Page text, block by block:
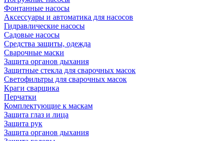
Фонтанные насосы
Аксессуары и автоматика для насосов
Гидравлические насосы
Садовые насосы
Средства защиты, одежда
Сварочные маски
Защита органов дыхания
Защитные стекла для сварочных масок
Светофильтры для сварочных масок
Краги сварщика
Перчатки
Комплектующие к маскам
Защита глаз и лица
Защита рук
Защита органов дыхания